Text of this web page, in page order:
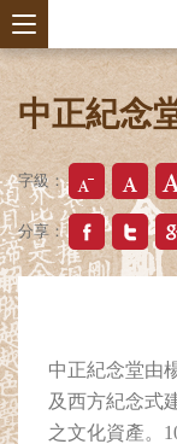
中正紀念
字級：
分享：
中正紀念堂由
及西方紀念式
之文化資產。